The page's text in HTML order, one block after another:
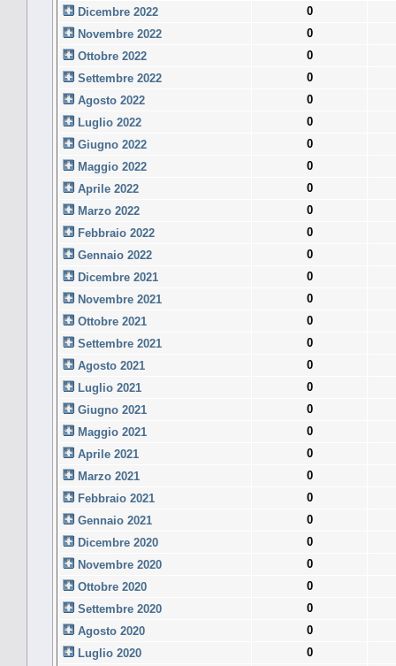
Dicembre 2022
0
Novembre 2022
0
Ottobre 2022
0
Settembre 2022
0
Agosto 2022
0
Luglio 2022
0
Giugno 2022
0
Maggio 2022
0
Aprile 2022
0
Marzo 2022
0
Febbraio 2022
0
Gennaio 2022
0
Dicembre 2021
0
Novembre 2021
0
Ottobre 2021
0
Settembre 2021
0
Agosto 2021
0
Luglio 2021
0
Giugno 2021
0
Maggio 2021
0
Aprile 2021
0
Marzo 2021
0
Febbraio 2021
0
Gennaio 2021
0
Dicembre 2020
0
Novembre 2020
0
Ottobre 2020
0
Settembre 2020
0
Agosto 2020
0
Luglio 2020
0